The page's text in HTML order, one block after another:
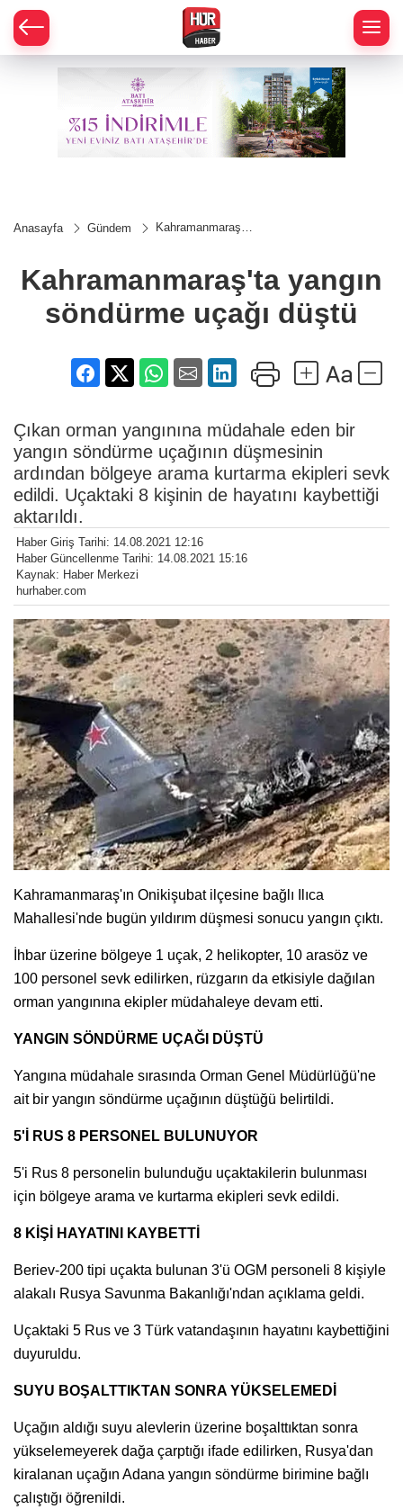
Anasayfa Gündem
Kahramanmaraş'ta
Kahramanmaraş'ta yangın
söndürme uçağı düştü
Çıkan orman yangınına müdahale eden bir
yangın söndürme uçağının düşmesinin
ardından bölgeye arama kurtarma ekipleri sevk
edildi. Uçaktaki 8 kişinin de hayatını kaybettiği
aktarıldı.
Haber Giriş Tarihi: 14.08.2021 12:16
Haber Güncellenme Tarihi: 14.08.2021 15:16
Kaynak: Haber Merkezi
hurhaber.com
Kahramanmaraş'ın Onikişubat ilçesine bağlı Ilıca
Mahallesi'nde bugün yıldırım düşmesi sonucu yangın çıktı.
İhbar üzerine bölgeye 1 uçak, 2 helikopter, 10 arasöz ve
100 personel sevk edilirken, rüzgarın da etkisiyle dağılan
orman yangınına ekipler müdahaleye devam etti.
YANGIN SÖNDÜRME UÇAĞI DÜŞTÜ
Yangına müdahale sırasında Orman Genel Müdürlüğü'ne
ait bir yangın söndürme uçağının düştüğü belirtildi.
5'İ RUS 8 PERSONEL BULUNUYOR
5'i Rus 8 personelin bulunduğu uçaktakilerin bulunması
için bölgeye arama ve kurtarma ekipleri sevk edildi.
8 KİŞİ HAYATINI KAYBETTİ
Beriev-200 tipi uçakta bulunan 3'ü OGM personeli 8 kişiyle
alakalı Rusya Savunma Bakanlığı'ndan açıklama geldi.
Uçaktaki 5 Rus ve 3 Türk vatandaşının hayatını kaybettiğini
duyuruldu.
SUYU BOŞALTTIKTAN SONRA YÜKSELEMEDİ
Uçağın aldığı suyu alevlerin üzerine boşalttıktan sonra
yükselemeyerek dağa çarptığı ifade edilirken, Rusya'dan
kiralanan uçağın Adana yangın söndürme birimine bağlı
çalıştığı öğrenildi.